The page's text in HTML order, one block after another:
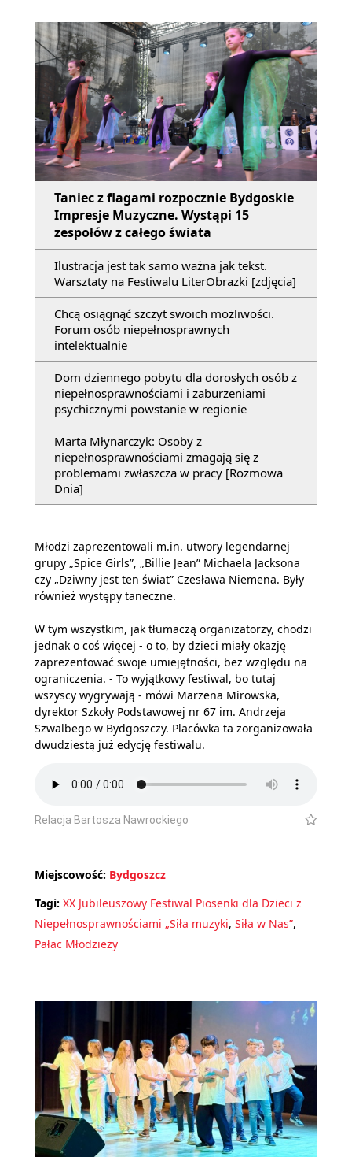
Taniec z flagami rozpocznie Bydgoskie
Impresje Muzyczne. Wystąpi 15
zespołów z całego świata
Ilustracja jest tak samo ważna jak tekst.
Warsztaty na Festiwalu LiterObrazki [zdjęcia]
Chcą osiągnąć szczyt swoich możliwości.
Forum osób niepełnosprawnych
intelektualnie
Dom dziennego pobytu dla dorosłych osób z
niepełnosprawnościami i zaburzeniami
psychicznymi powstanie w regionie
Marta Młynarczyk: Osoby z
niepełnosprawnościami zmagają się z
problemami zwłaszcza w pracy [Rozmowa
Dnia]
Młodzi zaprezentowali m.in. utwory legendarnej
grupy „Spice Girls”, „Billie Jean” Michaela Jacksona
czy „Dziwny jest ten świat” Czesława Niemena. Były
również występy taneczne.
W tym wszystkim, jak tłumaczą organizatorzy, chodzi
jednak o coś więcej - o to, by dzieci miały okazję
zaprezentować swoje umiejętności, bez względu na
ograniczenia. - To wyjątkowy festiwal, bo tutaj
wszyscy wygrywają - mówi Marzena Mirowska,
dyrektor Szkoły Podstawowej nr 67 im. Andrzeja
Szwalbego w Bydgoszczy. Placówka ta zorganizowała
dwudziestą już edycję festiwalu.
Relacja Bartosza Nawrockiego
Miejscowość: Bydgoszcz
Tagi: XX Jubileuszowy Festiwal Piosenki dla Dzieci z
Niepełnosprawnościami „Siła muzyki, Siła w Nas”,
Pałac Młodzieży